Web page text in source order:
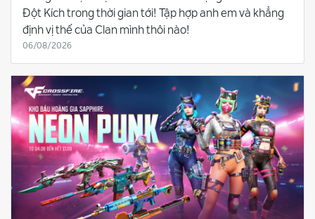
Đột Kích trong thời gian tới! Tập hợp anh em và khẳng
định vị thế của Clan mình thôi nào!
06/08/2026